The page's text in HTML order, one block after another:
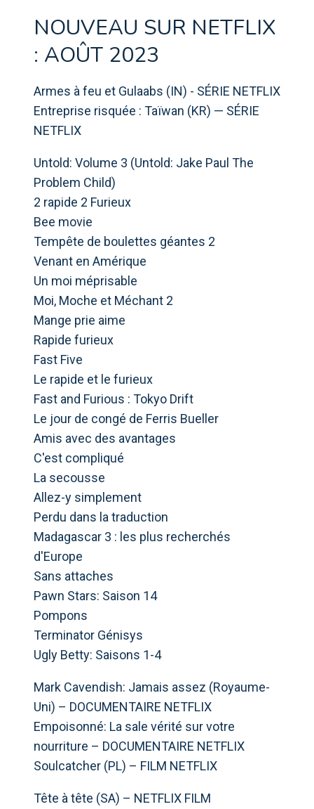
NOUVEAU SUR NETFLIX
: AOÛT 2023
Armes à feu et Gulaabs (IN) - SÉRIE NETFLIX
Entreprise risquée : Taïwan (KR) — SÉRIE
NETFLIX
Untold: Volume 3 (Untold: Jake Paul The
Problem Child)
2 rapide 2 Furieux
Bee movie
Tempête de boulettes géantes 2
Venant en Amérique
Un moi méprisable
Moi, Moche et Méchant 2
Mange prie aime
Rapide furieux
Fast Five
Le rapide et le furieux
Fast and Furious : Tokyo Drift
Le jour de congé de Ferris Bueller
Amis avec des avantages
C'est compliqué
La secousse
Allez-y simplement
Perdu dans la traduction
Madagascar 3 : les plus recherchés
d'Europe
Sans attaches
Pawn Stars: Saison 14
Pompons
Terminator Génisys
Ugly Betty: Saisons 1-4
Mark Cavendish: Jamais assez (Royaume-
Uni) – DOCUMENTAIRE NETFLIX
Empoisonné: La sale vérité sur votre
nourriture – DOCUMENTAIRE NETFLIX
Soulcatcher (PL) – FILM NETFLIX
Tête à tête (SA) – NETFLIX FILM